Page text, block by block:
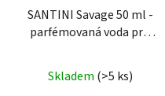
SANTINI Savage 50 ml -
parfémovaná voda pro
hodnocení
Skladem (>5 ks)